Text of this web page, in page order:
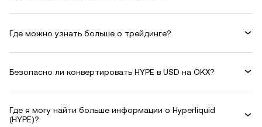
Где можно узнать больше о трейдинге?
Безопасно ли конвертировать HYPE в USD на OKX?
Где я могу найти больше информации о Hyperliquid
(HYPE)?